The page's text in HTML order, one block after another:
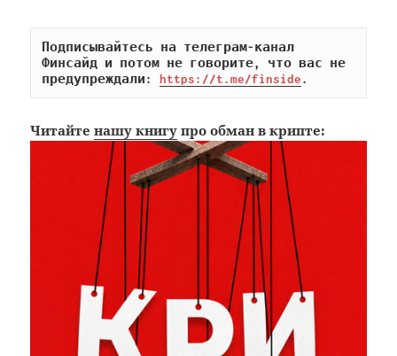
Подписывайтесь на телеграм-канал
Финсайд и потом не говорите, что вас не
предупреждали: https://t.me/finside.
Читайтенашу книгу про обман в крипте: